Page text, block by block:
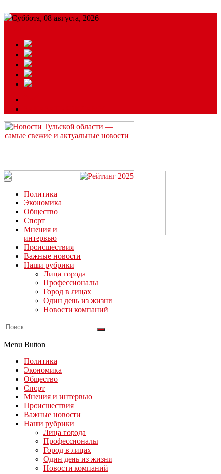
Суббота, 08 августа, 2026
Читайте последние новости дня в Тульской области на сайте
“ЗаНовомосковск”
Политика
Экономика
Общество
Спорт
Мнения и
интервью
Происшествия
Важные новости
Наши рубрики
Лица города
Профессионалы
Город в лицах
Один день из жизни
Новости компаний
Menu Button
Политика
Экономика
Общество
Спорт
Мнения и интервью
Происшествия
Важные новости
Наши рубрики
Лица города
Профессионалы
Город в лицах
Один день из жизни
Новости компаний